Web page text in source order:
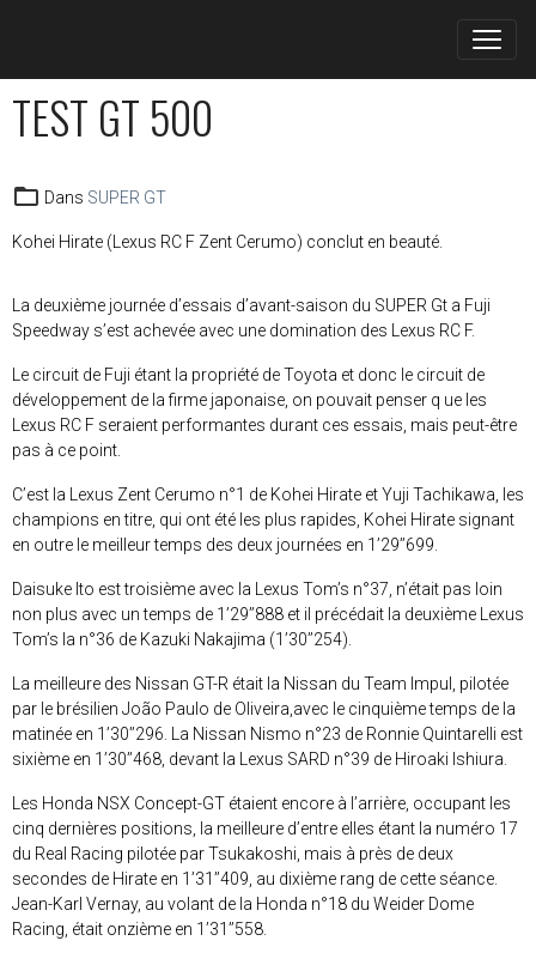
TEST GT 500
Dans SUPER GT
Kohei Hirate (Lexus RC F Zent Cerumo) conclut en beauté.
La deuxième journée d’essais d’avant-saison du SUPER Gt a Fuji
Speedway s’est achevée avec une domination des Lexus RC F.
Le circuit de Fuji étant la propriété de Toyota et donc le circuit de
développement de la firme japonaise, on pouvait penser q ue les
Lexus RC F seraient performantes durant ces essais, mais peut-être
pas à ce point.
C’est la Lexus Zent Cerumo n°1 de Kohei Hirate et Yuji Tachikawa, les
champions en titre, qui ont été les plus rapides, Kohei Hirate signant
en outre le meilleur temps des deux journées en 1’29’’699.
Daisuke Ito est troisième avec la Lexus Tom’s n°37, n’était pas loin
non plus avec un temps de 1’29’’888 et il précédait la deuxième Lexus
Tom’s la n°36 de Kazuki Nakajima (1’30’’254).
La meilleure des Nissan GT-R était la Nissan du Team Impul, pilotée
par le brésilien João Paulo de Oliveira,avec le cinquième temps de la
matinée en 1’30’’296. La Nissan Nismo n°23 de Ronnie Quintarelli est
sixième en 1’30’’468, devant la Lexus SARD n°39 de Hiroaki Ishiura.
Les Honda NSX Concept-GT étaient encore à l’arrière, occupant les
cinq dernières positions, la meilleure d’entre elles étant la numéro 17
du Real Racing pilotée par Tsukakoshi, mais à près de deux
secondes de Hirate en 1’31’’409, au dixième rang de cette séance.
Jean-Karl Vernay, au volant de la Honda n°18 du Weider Dome
Racing, était onzième en 1’31’’558.